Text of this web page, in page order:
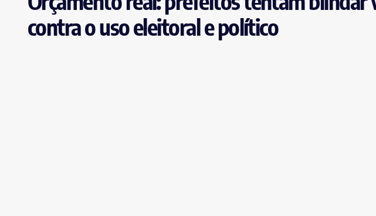
contra o uso eleitoral e político